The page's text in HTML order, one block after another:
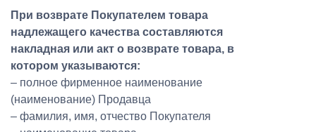
При возврате Покупателем товара
надлежащего качества составляются
накладная или акт о возврате товара, в
котором указываются:
– полное фирменное наименование
(наименование) Продавца
– фамилия, имя, отчество Покупателя